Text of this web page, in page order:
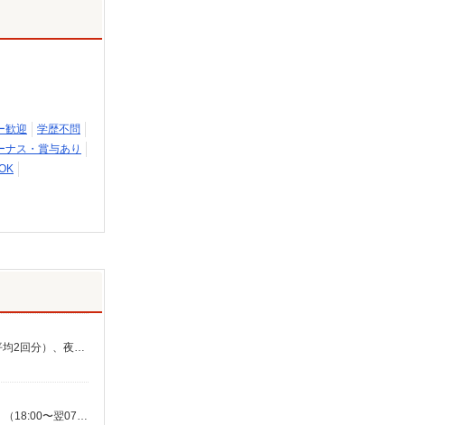
歓迎
学歴不問
ナス・賞与あり
【介護福祉士】 月給：300,100円 年収例：404万円〜 ※特別職務手当、職務手当、働きがい向上手当、日祝手当（月平均2回分）、夜勤手当（月平均5回分）等、毎月平均的に支払われる手当を含む。 ◎賞与 基本給2.08ヶ月分/年支給
時給1,403円〜1,640円 ・特定事業所加算手当:60円/時間 ・身体介護手当:500円/時間 ・早朝夜間深夜手当:300円/時間 （18:00〜翌07:59の時間帯） ・ICT手当:2,000円/月 ・深夜割増は別途支給 ・ケア→ケアの移動時間も賃金（時給）を支給 ※給与幅は資格・経験等による